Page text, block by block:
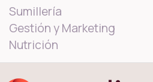
Sumillería
Gestión y Marketing
Nutrición